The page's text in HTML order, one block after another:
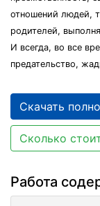
отношений людей,
родителей,
И всегда, во все
предательство,
Скачать
Сколько
Работа